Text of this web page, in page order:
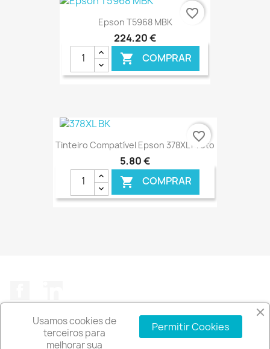
€ ONLINE
Epson T5968 MBK
224,20 €
 COMPRAR
€ ONLINE
favorite_border
Tinteiro Compatível Epson 378XL Preto
5,80 €
 COMPRAR
favorite_border
Usamos cookies de
terceiros para
melhorar sua
Permitir Cookies